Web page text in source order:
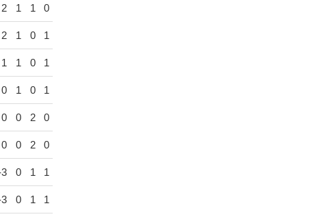
2 1 1 0
2 1 0 1
1 1 0 1
0 1 0 1
0 0 2 0
0 0 2 0
0 1 1
0 1 1